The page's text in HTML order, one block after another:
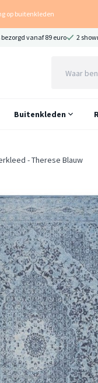
op buitenkleden
vanaf 89 euro 2
Buitenkleden
- Therese Blauw